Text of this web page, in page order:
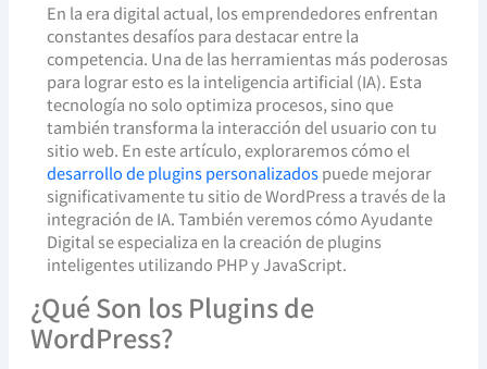
En la era digital actual, los emprendedores enfrentan
constantes desafíos para destacar entre la
competencia. Una de las herramientas más poderosas
para lograr esto es la inteligencia artificial (IA). Esta
tecnología no solo optimiza procesos, sino que
también transforma la interacción del usuario con tu
sitio web. En este artículo, exploraremos cómo el
desarrollo de plugins personalizadospuede mejorar
significativamente tu sitio de WordPress a través de la
integración de IA. También veremos cómo Ayudante
Digital se especializa en la creación de plugins
inteligentes utilizando PHP y JavaScript.
¿Qué Son los Plugins de
WordPress?